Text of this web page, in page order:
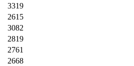
3319
2615
3082
2819
2761
2668